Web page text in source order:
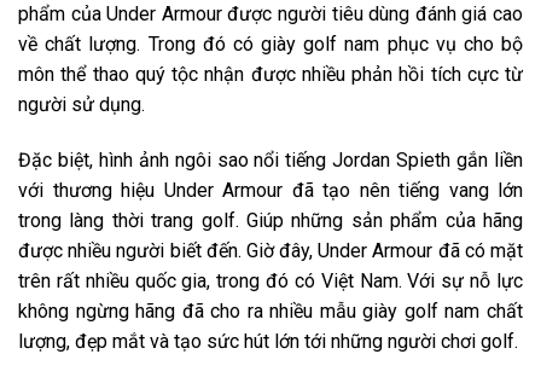
phẩm của Under Armour được người tiêu dùng đánh giá cao
về chất lượng. Trong đó có giày golf nam phục vụ cho bộ
môn thể thao quý tộc nhận được nhiều phản hồi tích cực từ
người sử dụng.
Đặc biệt, hình ảnh ngôi sao nổi tiếng Jordan Spieth gắn liền
với thương hiệu Under Armour đã tạo nên tiếng vang lớn
trong làng thời trang golf. Giúp những sản phẩm của hãng
được nhiều người biết đến. Giờ đây, Under Armour đã có mặt
trên rất nhiều quốc gia, trong đó có Việt Nam. Với sự nỗ lực
không ngừng hãng đã cho ra nhiều mẫu giày golf nam chất
lượng, đẹp mắt và tạo sức hút lớn tới những người chơi golf.